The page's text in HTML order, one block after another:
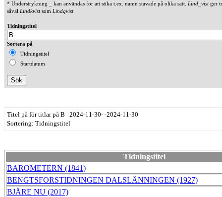
* Understrykning _ kan användas för att söka t.ex. namn stavade på olika sätt. Lind_vistger
såväl Lindkvistsom Lindqvist.
Tidningstitel
Sortera på
Tidningstitel
Startdatum
Titel på för titlar på B 2024-11-30- -2024-11-30
Sortering: Tidningstitel
Tidningstitel
BAROMETERN (1841)
BENGTSFORSTIDNINGEN DALSLÄNNINGEN (1927)
BJÄRE NU (2017)